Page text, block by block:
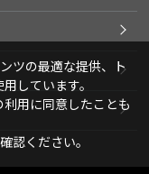
ツの最適な提供、ト
しています。
用に同意したことも
認ください。